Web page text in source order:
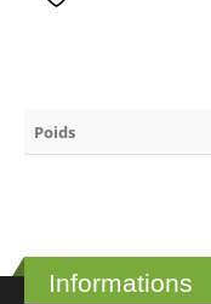
Poids
Informations